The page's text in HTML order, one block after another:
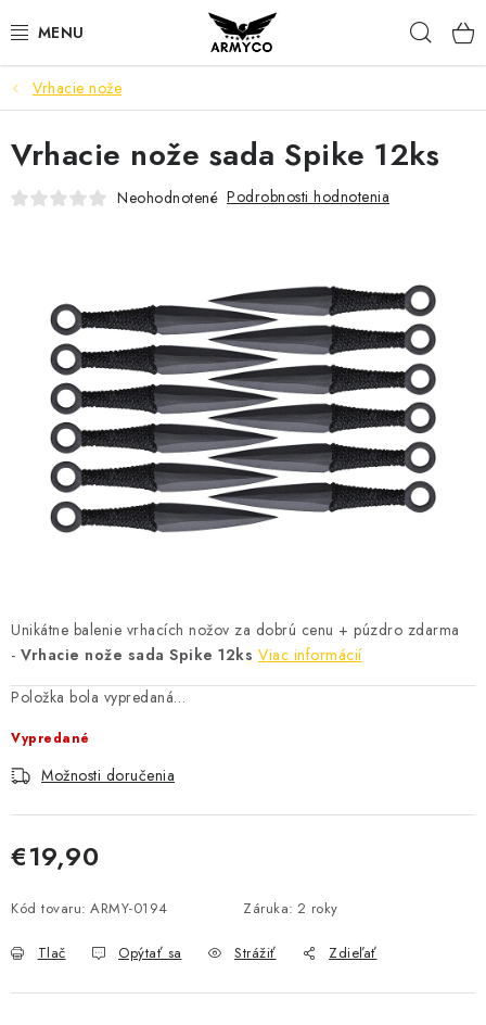
na
NOŽE A INÉ OSTRIE
OUTDOOR & CAMPING
SVIETIDLÁ
PARACORD NÁRAMKY
POWERBANK
Ako nakupovať Bonusový program
Vrhacie nože
Unikátne balenie vrhacích nožov za dobrú cenu + púzdro zdarma
- Vrhacie nože sada Spike 12ks Viac informácií
Položka bola vypredaná…
Vypredané
Možnosti doručenia
€19,90
Kód tovaru: ARMY-0194 Záruka: 2 roky
Tlač Opýtať sa Strážiť Zdieľať
Vrhacie nože sada Spike 12ks
Neohodnotené Podrobnosti hodnotenia